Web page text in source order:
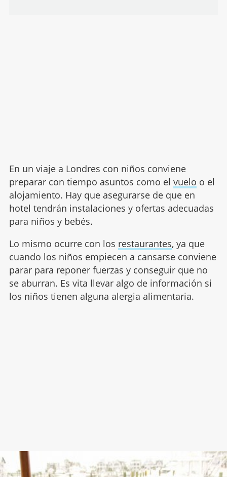
En un viaje a Londres con niños conviene
preparar con tiempo asuntos como el vuelo o el
alojamiento. Hay que asegurarse de que en
hotel tendrán instalaciones y ofertas adecuadas
para niños y bebés.
Lo mismo ocurre con los restaurantes, ya que
cuando los niños empiecen a cansarse conviene
parar para reponer fuerzas y conseguir que no
se aburran. Es vita llevar algo de información si
los niños tienen alguna alergia alimentaria.